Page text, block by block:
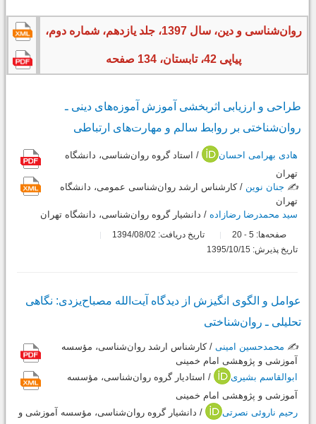
روان‌شناسی و دین، سال 1397، جلد یازدهم، شماره دوم،
پیاپی 42، تابستان، 134 صفحه
طراحی و ارزیابی اثربخشی آموزش آموزه‌های دینی ـ
روان‌شناختی بر روابط سالم و مهارت‌های ارتباطی
هادی بهرامی احسان
/ استاد گروه روان‌شناسی، دانشگاه
تهران
✍️ جنان نوین / کارشناس ارشد روان‌شناسی عمومی، دانشگاه
تهران
سید محمدرضا رضازاده / دانشیار گروه روان‌شناسی، دانشگاه تهران
صفحه‌ها: 5
-
تاریخ دریافت: 1394/08/02
تاریخ پذیرش: 1395/10/15
عوامل و الگوی انگیزش از دیدگاه آیت‌الله مصباح‌یزدی: نگاهی
تحلیلی ـ روان‌شناختی
✍️ محمدحسین امینی / کارشناس ارشد روان‌شناسی، مؤسسه
آموزشی و پژوهشی امام خمینی
ابوالقاسم بشیری
/ استادیار گروه روان‌شناسی، مؤسسه
آموزشی و پژوهشی امام خمینی
رحیم ناروئی نصرتی
/ دانشيار گروه روان‌شناسی، مؤسسه آموزشی و